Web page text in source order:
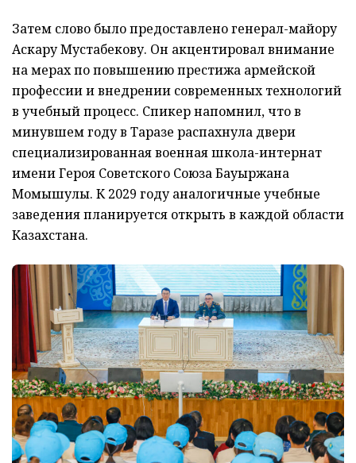
Затем слово было предоставлено генерал-майору
Аскару Мустабекову. Он акцентировал внимание
на мерах по повышению престижа армейской
профессии и внедрении современных технологий
в учебный процесс. Спикер напомнил, что в
минувшем году в Таразе распахнула двери
специализированная военная школа-интернат
имени Героя Советского Союза Бауыржана
Момышулы. К 2029 году аналогичные учебные
заведения планируется открыть в каждой области
Казахстана.